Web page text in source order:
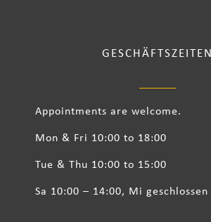
GESCHÄFTSZEITEN
Appointments are welcome.
Mon & Fri 10:00 to 18:00
Tue & Thu 10:00 to 15:00
Sa 10:00 – 14:00, Mi geschlossen